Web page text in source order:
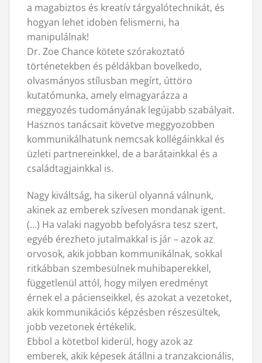
a magabiztos és kreatív tárgyalótechnikát, és
hogyan lehet idoben felismerni, ha
manipulálnak!
Dr. Zoe Chance kötete szórakoztató
történetekben és példákban bovelkedo,
olvasmányos stílusban megírt, úttöro
kutatómunka, amely elmagyarázza a
meggyozés tudományának legújabb szabályait.
Hasznos tanácsait követve meggyozobben
kommunikálhatunk nemcsak kollégáinkkal és
üzleti partnereinkkel, de a barátainkkal és a
családtagjainkkal is.
Nagy kiváltság, ha sikerül olyanná válnunk,
akinek az emberek szívesen mondanak igent.
(…) Ha valaki nagyobb befolyásra tesz szert,
egyéb érezheto jutalmakkal is jár – azok az
orvosok, akik jobban kommunikálnak, sokkal
ritkábban szembesülnek muhibaperekkel,
függetlenül attól, hogy milyen eredményt
érnek el a pácienseikkel, és azokat a vezetoket,
akik kommunikációs képzésben részesültek,
jobb vezetonek értékelik.
Ebbol a kötetbol kiderül, hogy azok az
emberek, akik képesek átállni a tranzakcionális,